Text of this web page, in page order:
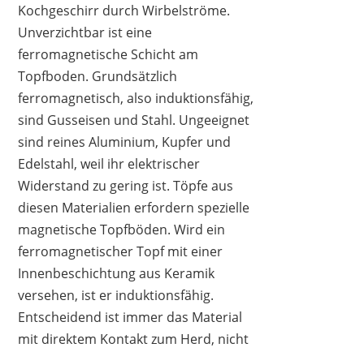
Kochgeschirr durch Wirbelströme.
Unverzichtbar ist eine
ferromagnetische Schicht am
Topfboden. Grundsätzlich
ferromagnetisch, also induktionsfähig,
sind Gusseisen und Stahl. Ungeeignet
sind reines Aluminium, Kupfer und
Edelstahl, weil ihr elektrischer
Widerstand zu gering ist. Töpfe aus
diesen Materialien erfordern spezielle
magnetische Topfböden. Wird ein
ferromagnetischer Topf mit einer
Innenbeschichtung aus Keramik
versehen, ist er induktionsfähig.
Entscheidend ist immer das Material
mit direktem Kontakt zum Herd, nicht